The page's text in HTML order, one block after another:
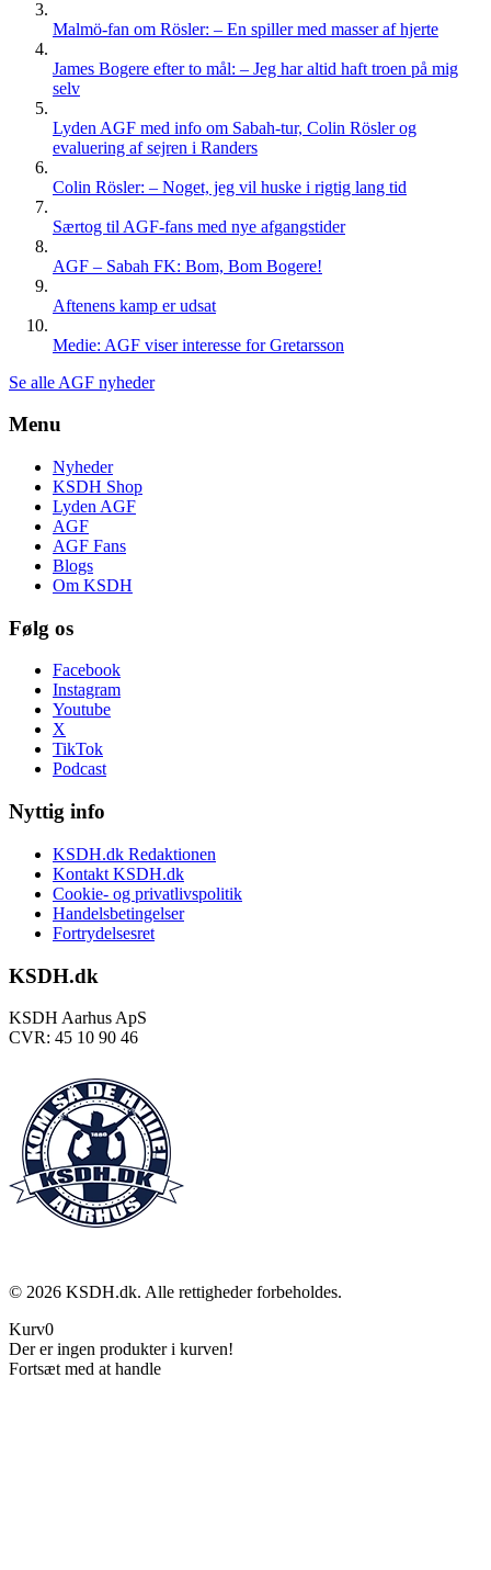
Malmö-fan om Rösler: – En spiller med masser af hjerte
James Bogere efter to mål: – Jeg har altid haft troen på mig
selv
Lyden AGF med info om Sabah-tur, Colin Rösler og
evaluering af sejren i Randers
Colin Rösler: – Noget, jeg vil huske i rigtig lang tid
Særtog til AGF-fans med nye afgangstider
AGF – Sabah FK: Bom, Bom Bogere!
Aftenens kamp er udsat
Medie: AGF viser interesse for Gretarsson
Se alle AGF nyheder
Menu
Nyheder
KSDH Shop
Lyden AGF
AGF
AGF Fans
Blogs
Om KSDH
Følg os
Facebook
Instagram
Youtube
X
TikTok
Podcast
Nyttig info
KSDH.dk Redaktionen
Kontakt KSDH.dk
Cookie- og privatlivspolitik
Handelsbetingelser
Fortrydelsesret
KSDH.dk
KSDH Aarhus ApS
CVR: 45 10 90 46
© 2026 KSDH.dk. Alle rettigheder forbeholdes.
Kurv0
Der er ingen produkter i kurven!
Fortsæt med at handle